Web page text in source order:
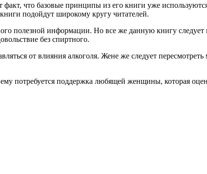
что базовые принципы из его книги уже
подойдут широкому кругу читателей.
полезной информации. Но все же данную книгу следует
без спиртного.
от влияния алкоголя. Жене же следует пересмотреть
потребуется поддержка любящей женщины, которая